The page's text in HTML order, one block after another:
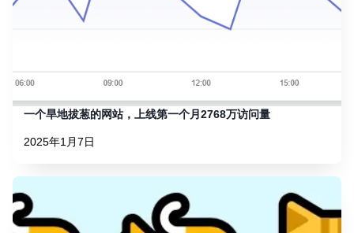
一个旱地拔葱的网站，上线第一个月2768万访问量
2025年1月7日